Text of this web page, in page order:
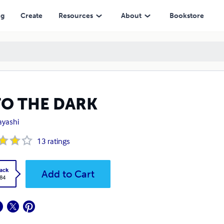
Create Resources About Bookstore
THE DARK
13 ratings
Add to Cart